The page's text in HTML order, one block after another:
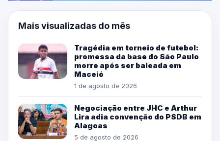
Mais visualizadas do mês
Tragédia em torneio de futebol:
promessa da base do São Paulo
morre após ser baleada em
Maceió
1 de agosto de 2026
Negociação entre JHC e Arthur
Lira adia convenção do PSDB em
Alagoas
5 de agosto de 2026